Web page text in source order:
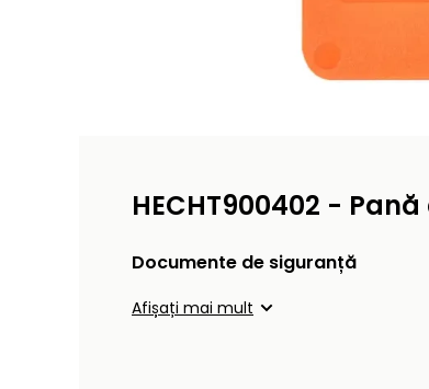
HECHT900402 -
Documente de siguranță
Afișați mai mult